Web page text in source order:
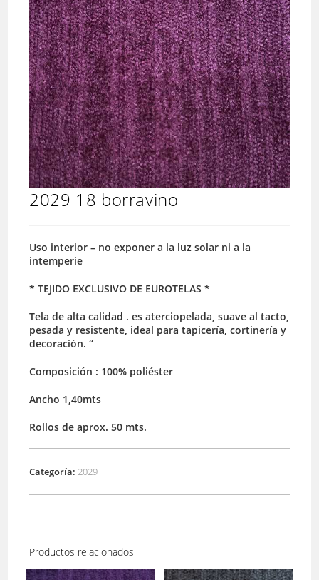
2029 18 borravino
Uso interior – no exponer a la luz solar ni a la
intemperie
* TEJIDO EXCLUSIVO DE EUROTELAS *
Tela de alta calidad . es aterciopelada, suave al tacto,
pesada y resistente, ideal para tapicería, cortinería y
decoración. “
Composición : 100% poliéster
Ancho 1,40mts
Rollos de aprox. 50 mts.
Categoría: 2029
Productos relacionados